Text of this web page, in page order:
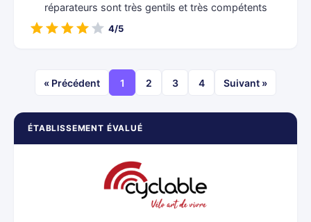
ÉTABLISSEMENT ÉVALUÉ
réparateurs sont très gentils et très compétents
4/5
« Précédent 1 2 3 4 Suivant »